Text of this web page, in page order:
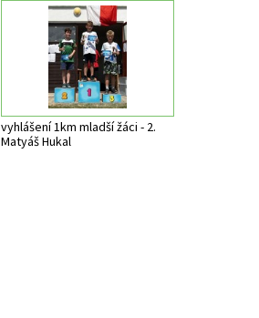
vyhlášení 1km mladší žáci - 2.
Matyáš Hukal